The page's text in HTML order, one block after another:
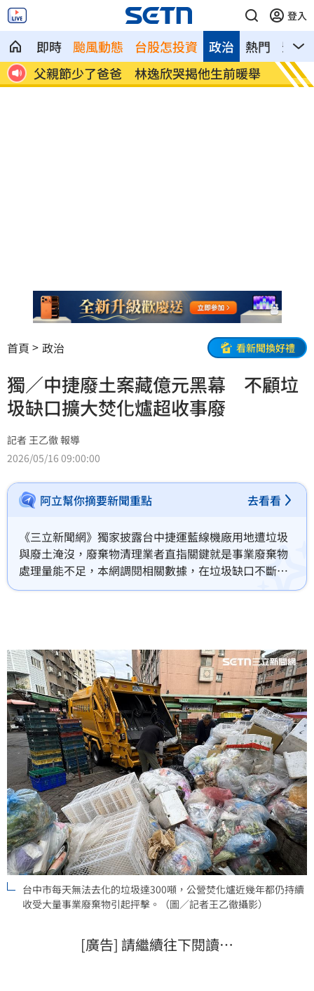
登入
即時 颱風動態 台股怎投資 熱門 影音
政治
3
父親節少了爸爸 林逸欣哭揭他生前暖舉 漢光
首頁 政治 看新聞換好禮
獨／中捷廢土案藏億元黑幕 不顧垃
圾缺口擴大焚化爐超收事廢
記者 王乙徹 報導
2026/05/16 09:00:00
阿立幫你摘要新聞重點 去看看
《三立新聞網》獨家披露台中捷運藍線機廠用地遭垃圾
與廢土淹沒，廢棄物清理業者直指關鍵就是事業廢棄物
處理量能不足，本網調閱相關數據，在垃圾缺口不斷增
加的情況下，過去三年台中市公營焚化爐超收事廢數量
進廠到違法濫倒全面失控。
台中市每天無法去化的垃圾達300噸，公營焚化爐近幾年都仍持續
收受大量事業廢棄物引起抨擊。（圖／記者王乙徹攝影）
[廣告] 請繼續往下閱讀…